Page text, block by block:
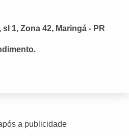
1, Zona 42, Maringá - PR
a publicidade